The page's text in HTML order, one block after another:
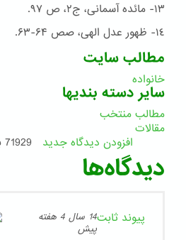
١٣- مائده آسمانی، ج٢، ص ٩۷.
١٤- ظهور عدل الهی، صص ۶۴-۶۳.
مطالب سایت
خانواده
سایر دسته بندیها
مطالب منتخب
مقالات
افزودن دیدگاه جدید
71929 بازدید
دیدگاه‌ها
پیوند ثابت
14 سال 4 هفته
پیش